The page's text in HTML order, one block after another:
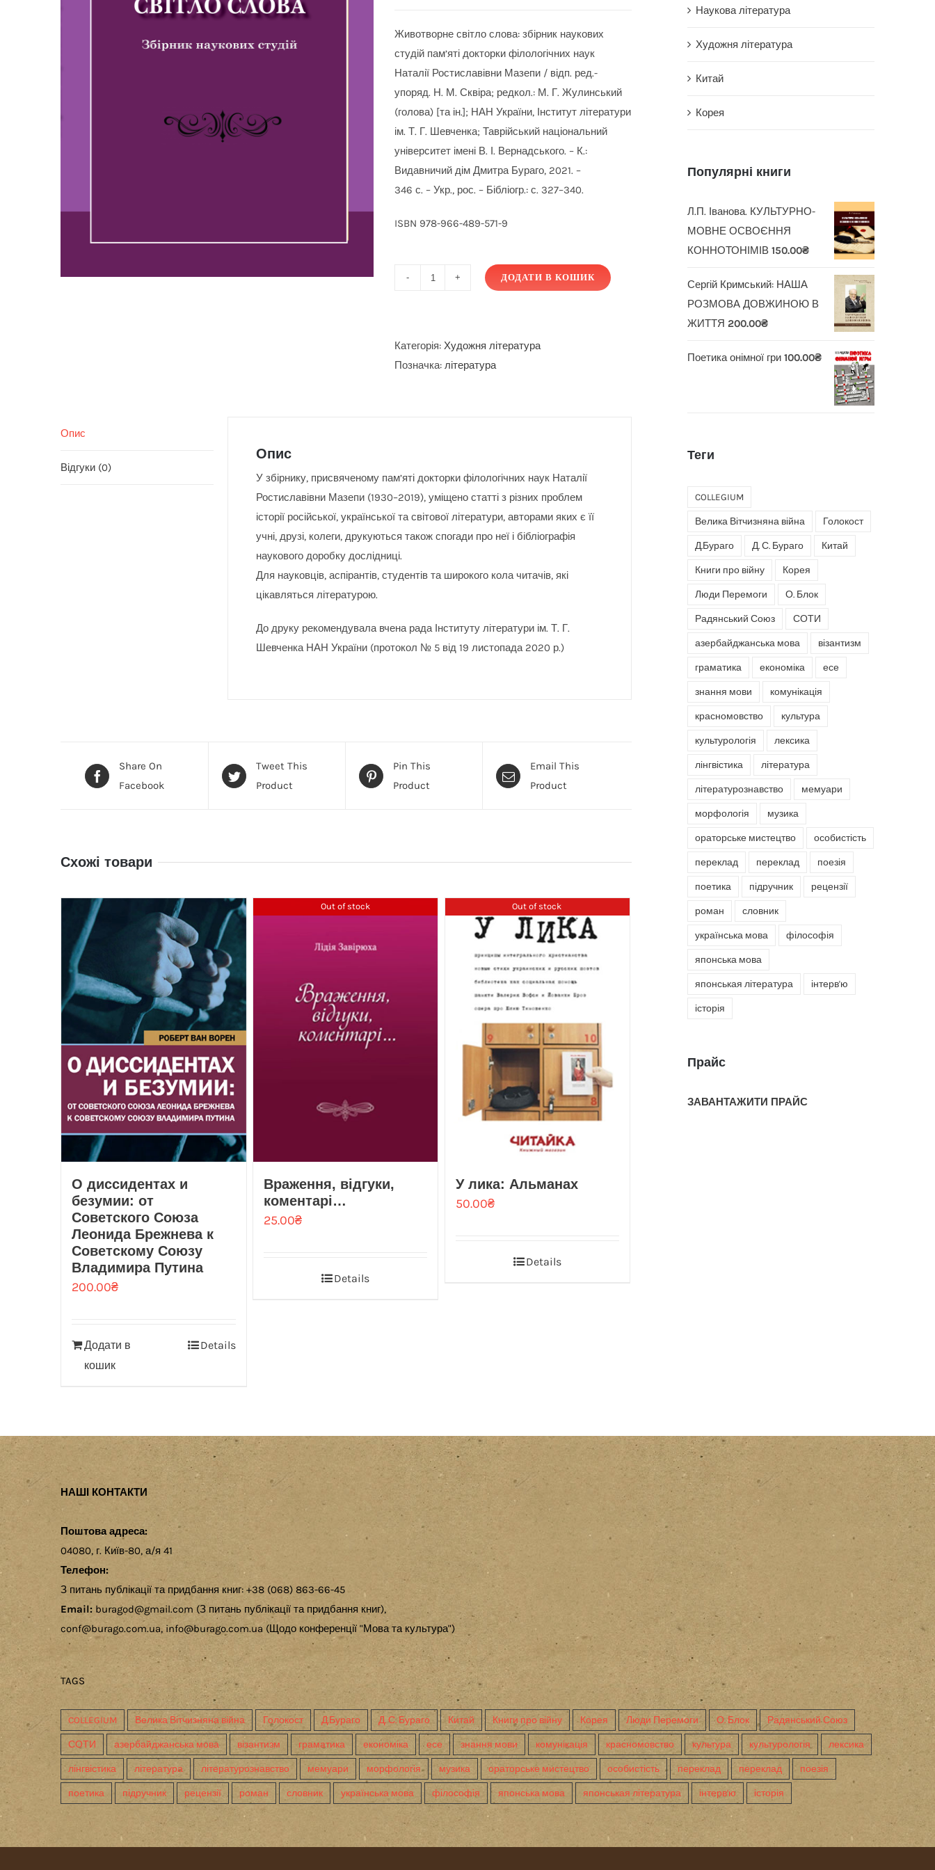
Животворне світло слова: збірник наукових
студій пам’яті докторки філологічних наук
Наталії Ростиславівни Мазепи / відп. ред.-
упоряд. Н. М. Сквіра; редкол.: М. Г. Жулинський
(голова) [та ін.]; НАН України, Інститут літератури
ім. Т. Г. Шевченка; Таврійський національний
університет імені В. І. Вернадського. – К.:
Видавничий дім Дмитра Бураго, 2021. –
346 с. – Укр., рос. – Бібліогр.: с. 327–340.
ISBN 978-966-489-571-9
Животворне
збірник
наукових
Наталії
Ростиславівни
Мазепи
кількість
ДОДАТИ В КОШИК
Категорія: Художня література
Позначка: література
Опис
Відгуки (0)
Опис
У збірнику, присвяченому пам’яті докторки філологічних наук Наталії
Ростиславівни Мазепи (1930–2019), уміщено статті з різних проблем
історії російської, української та світової літератури, авторами яких є її
учні, друзі, колеги, друкуються також спогади про неї і бібліографія
наукового доробку дослідниці.
Для науковців, аспірантів, студентів та широкого кола читачів, які
цікавляться літературою.
До друку рекомендувала вчена рада Інституту літератури ім. Т. Г.
Шевченка НАН України (протокол № 5 від 19 листопада 2020 р.)
Share On
Facebook
Tweet This
Product
Pin This
Product
Email This
Product
Схожі товари
О диссидентах и
безумии: от
Советского Союза
Леонида Брежнева к
Советскому Союзу
Владимира Путина
200.00₴
Додати в
кошик
Details
Out of stock
Враження, вiдгуки,
коментарi…
25.00₴
Details
Out of stock
У лика: Альманах
50.00₴
Details
Наукова література
Художня література
Китай
Корея
Популярні книги
Л.П. Іванова. КУЛЬТУРНО-
МОВНЕ ОСВОЄННЯ
КОННОТОНІМІВ 150.00₴
Сергій Кримський: НАША
РОЗМОВА ДОВЖИНОЮ В
ЖИТТЯ 200.00₴
Поетика онімної гри 100.00₴
Теги
COLLEGIUM
Велика Вітчизняна війна Голокост
Д.Бураго Д. С. Бураго Китай
Книги про війну Корея
Люди Перемоги О. Блок
Радянський Союз СОТИ
азербайджанська мова візантизм
граматика економіка есе
знання мови комунікація
красномовство культура
культурологія лексика
лінгвістика література
літературознавство мемуари
морфологія музика
ораторське мистецтво особистість
переклад переклад поезія
поетика підручник рецензії
роман словник
українська мова філософія
японська мова
японськая література інтерв'ю
історія
Прайс
ЗАВАНТАЖИТИ ПРАЙС
НАШІ КОНТАКТИ
Поштова адреса:
04080, г. Київ-80, а/я 41
Телефон:
З питань публікації та придбання книг: +38 (068) 863-66-45
Email: buragod@gmail.com (З питань публікації та придбання книг),
conf@burago.com.ua, info@burago.com.ua (Щодо конференції "Мова та культура")
TAGS
COLLEGIUM Велика Вітчизняна війна Голокост Д.Бураго Д. С. Бураго Китай Книги про війну Корея Люди Перемоги О. Блок Радянський Союз
СОТИ азербайджанська мова візантизм граматика економіка есе знання мови комунікація красномовство культура культурологія лексика
лінгвістика література літературознавство мемуари морфологія музика ораторське мистецтво особистість переклад переклад поезія
поетика підручник рецензії роман словник українська мова філософія японська мова японськая література інтерв'ю історія